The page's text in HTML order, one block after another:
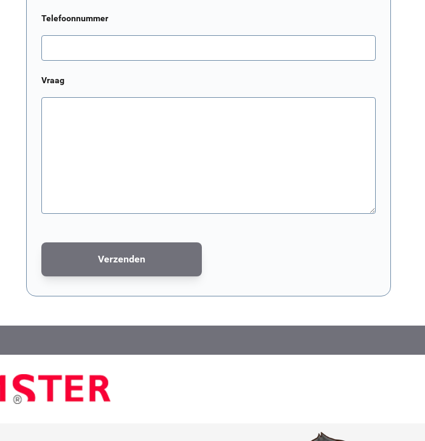
Telefoonnummer
Vraag
Verzenden
Dit formulier wordt beschermd door reCAPTCHA. Hetprivacybeleid van Googleen de